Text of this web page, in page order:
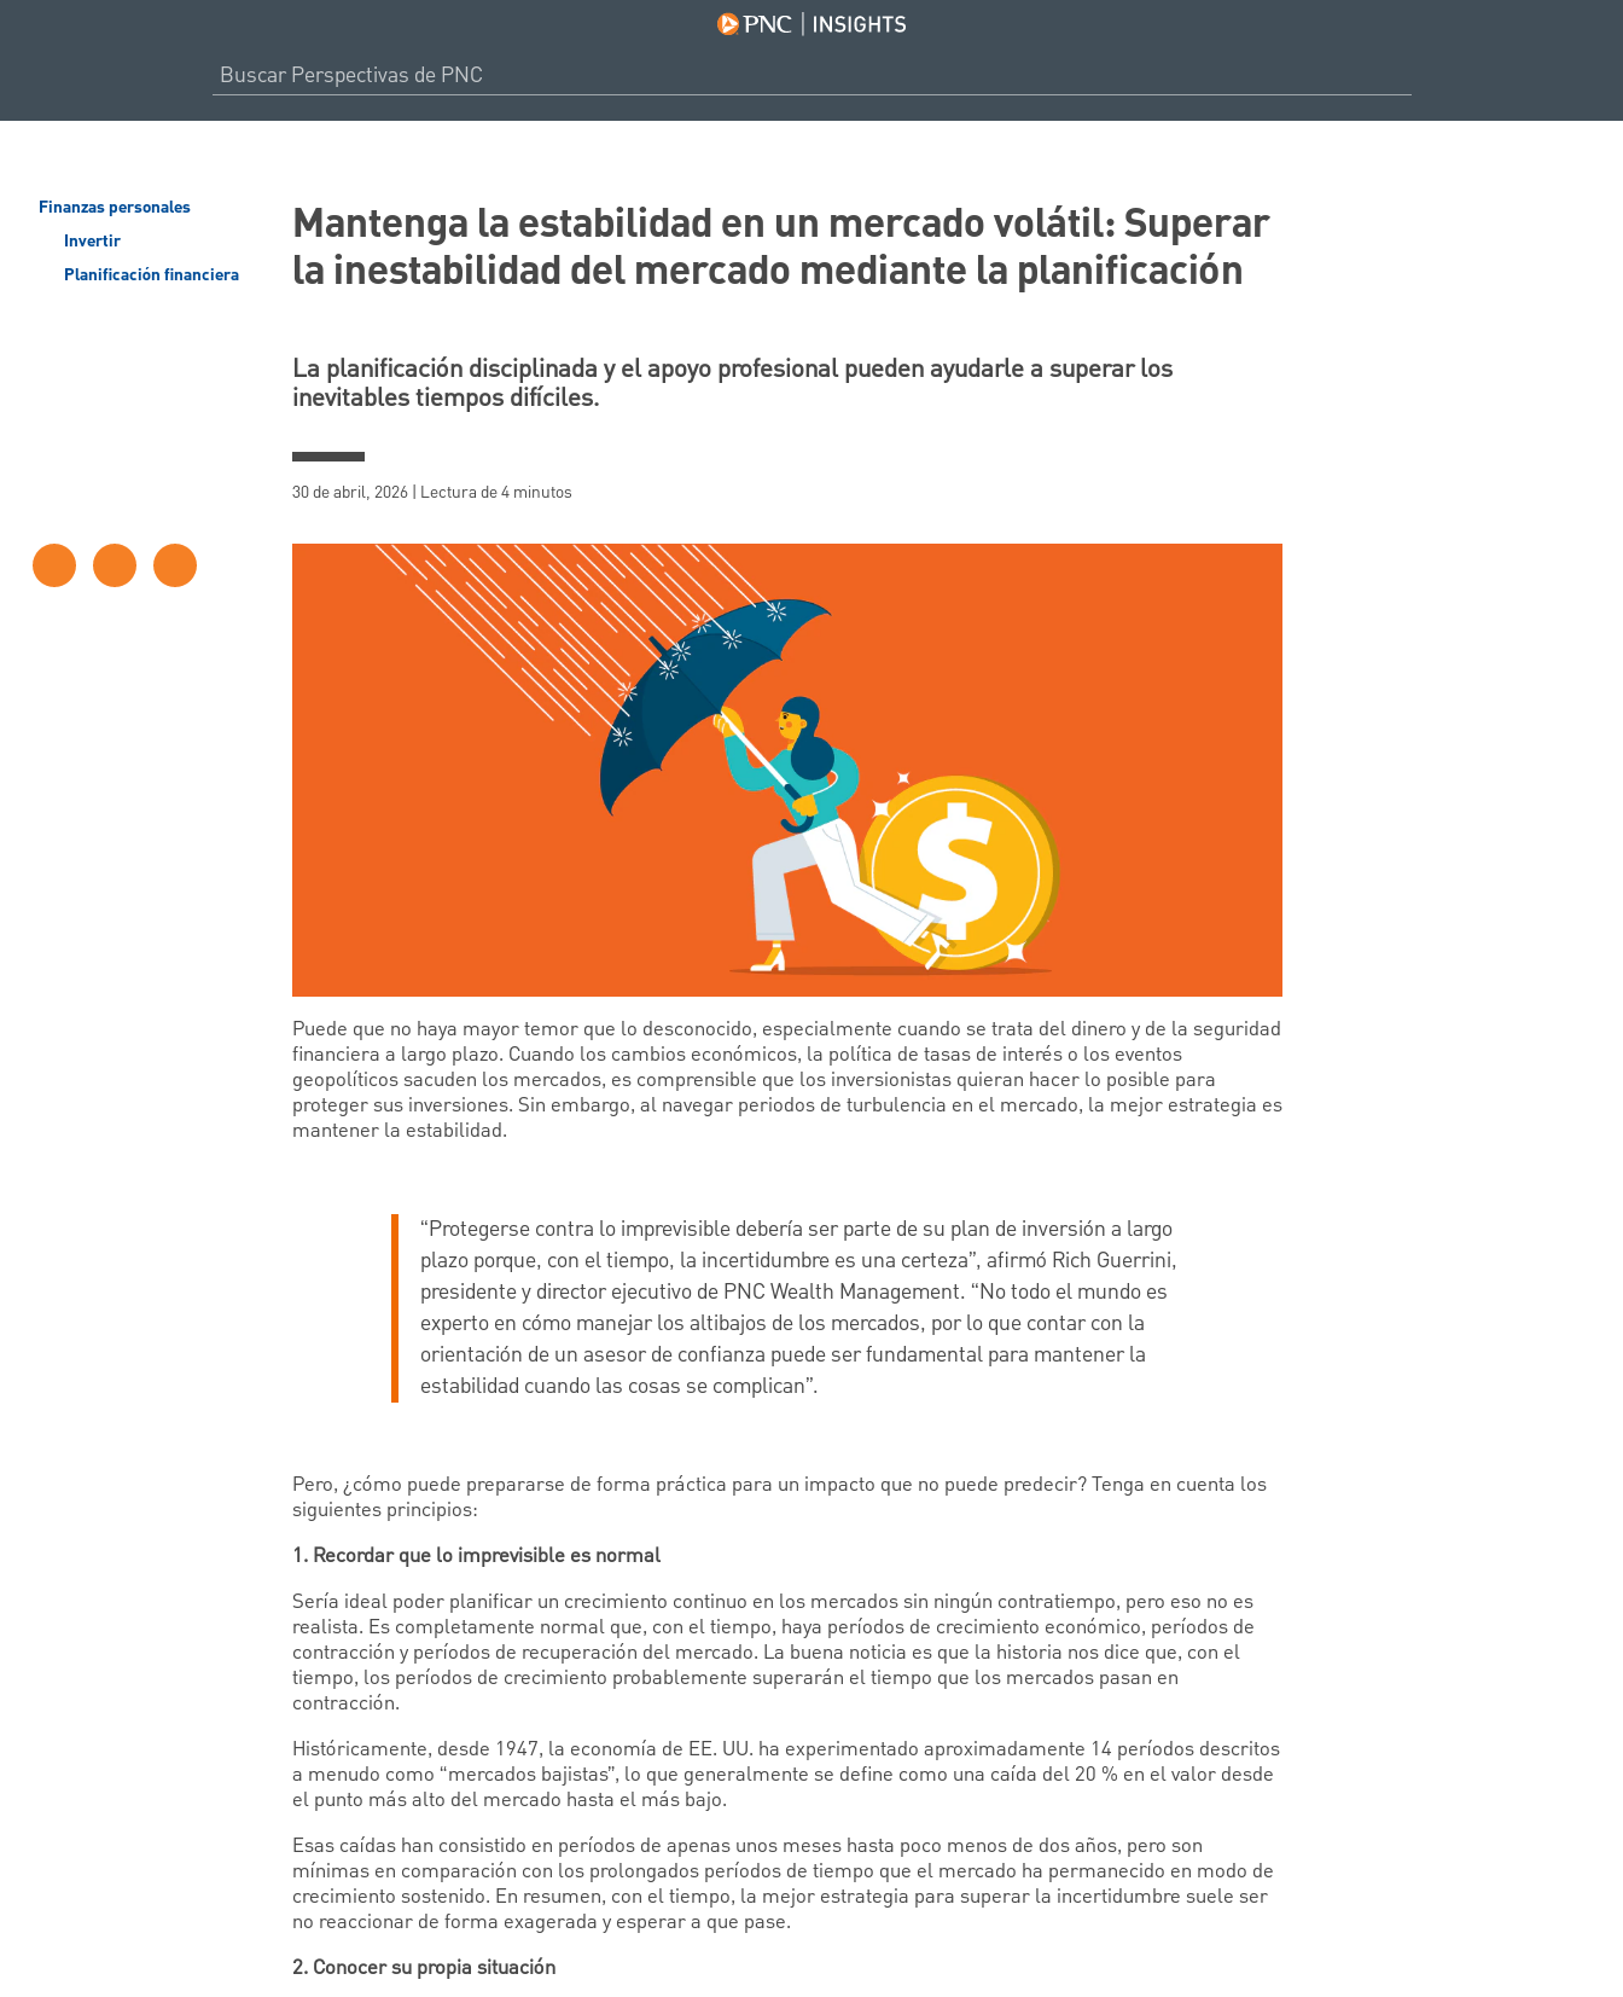
Finanzas personales
Invertir
Planificación financiera
Mantenga la estabilidad en un mercado volátil: Superar
la inestabilidad del mercado mediante la planificación
La planificación disciplinada y el apoyo profesional pueden ayudarle a superar los
inevitables tiempos difíciles.
30 de abril, 2026 | Lectura de 4 minutos
Puede que no haya mayor temor que lo desconocido, especialmente cuando se trata del dinero y de la seguridad
financiera a largo plazo. Cuando los cambios económicos, la política de tasas de interés o los eventos
geopolíticos sacuden los mercados, es comprensible que los inversionistas quieran hacer lo posible para
proteger sus inversiones. Sin embargo, al navegar periodos de turbulencia en el mercado, la mejor estrategia es
mantener la estabilidad.
“Protegerse contra lo imprevisible debería ser parte de su plan de inversión a largo
plazo porque, con el tiempo, la incertidumbre es una certeza”, afirmó Rich Guerrini,
presidente y director ejecutivo de PNC Wealth Management. “No todo el mundo es
experto en cómo manejar los altibajos de los mercados, por lo que contar con la
orientación de un asesor de confianza puede ser fundamental para mantener la
estabilidad cuando las cosas se complican”.
Pero, ¿cómo puede prepararse de forma práctica para un impacto que no puede predecir? Tenga en cuenta los
siguientes principios:
1. Recordar que lo imprevisible es normal
Sería ideal poder planificar un crecimiento continuo en los mercados sin ningún contratiempo, pero eso no es
realista. Es completamente normal que, con el tiempo, haya períodos de crecimiento económico, períodos de
contracción y períodos de recuperación del mercado. La buena noticia es que la historia nos dice que, con el
tiempo, los períodos de crecimiento probablemente superarán el tiempo que los mercados pasan en
contracción.
Históricamente, desde 1947, la economía de EE. UU. ha experimentado aproximadamente 14 períodos descritos
a menudo como “mercados bajistas”, lo que generalmente se define como una caída del 20 % en el valor desde
el punto más alto del mercado hasta el más bajo.
Esas caídas han consistido en períodos de apenas unos meses hasta poco menos de dos años, pero son
mínimas en comparación con los prolongados períodos de tiempo que el mercado ha permanecido en modo de
crecimiento sostenido. En resumen, con el tiempo, la mejor estrategia para superar la incertidumbre suele ser
no reaccionar de forma exagerada y esperar a que pase.
2. Conocer su propia situación